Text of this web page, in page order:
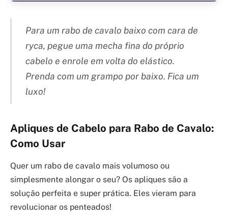
Para um rabo de cavalo baixo com cara de
ryca, pegue uma mecha fina do próprio
cabelo e enrole em volta do elástico.
Prenda com um grampo por baixo. Fica um
luxo!
Apliques de Cabelo para Rabo de Cavalo:
Como Usar
Quer um rabo de cavalo mais volumoso ou
simplesmente alongar o seu? Os apliques são a
solução perfeita e super prática. Eles vieram para
revolucionar os penteados!